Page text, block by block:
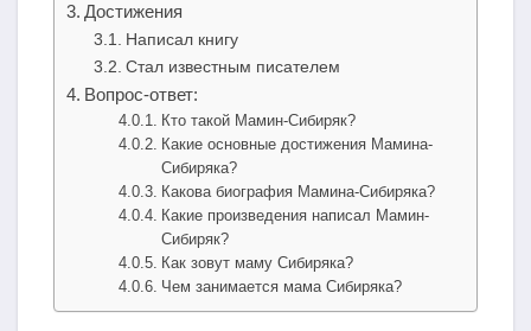
Достижения
Написал книгу
Стал известным писателем
Вопрос-ответ:
Кто такой Мамин-Сибиряк?
Какие основные достижения Мамина-
Сибиряка?
Какова биография Мамина-Сибиряка?
Какие произведения написал Мамин-
Сибиряк?
Как зовут маму Сибиряка?
Чем занимается мама Сибиряка?